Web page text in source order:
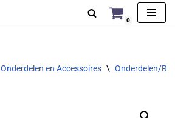
0
Onderdelen en Accessoires \ Onderdelen/